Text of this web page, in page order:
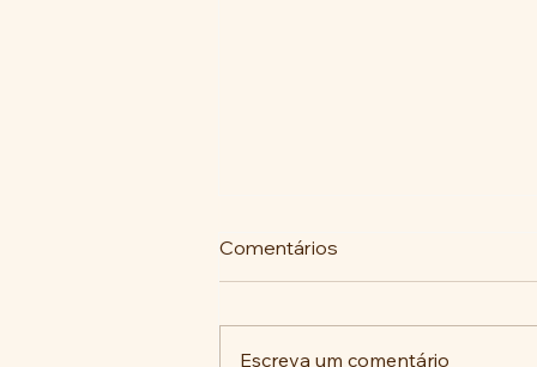
Comentários
Escreva um comentário